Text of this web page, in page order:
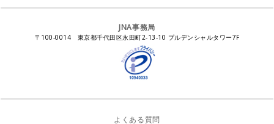
11月ネイル月間
ネイルサロン向けセミナー
瞬間接着剤の使用について
EUにおけるTPO成分を含む化粧品の市場提供禁止について
景品表示法に基づく措置命令について
教材・書籍・刊行物
JNA事務局
〒100-0014 東京都千代田区永田町2-13-10 プルデンシャルタワー7F
よくある質問